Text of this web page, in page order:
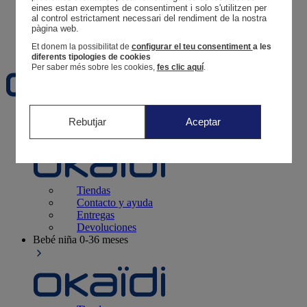
Tus pedidos
Cesta
Favoritos
Recién nacido0-12 meses
Tiendas
Contacto y ayuda
Entregas
Devoluciones
Bebé niña 0-36 meses
eines estan exemptes de consentiment i solo s'utilitzen per
al control estrictament necessari del rendiment de la nostra
pàgina web.
Et donem la possibilitat de configurar el teu consentiment a les
diferents tipologies de cookies
Per saber més sobre les cookies, fes clic aquí.
Rebutjar Aceptar